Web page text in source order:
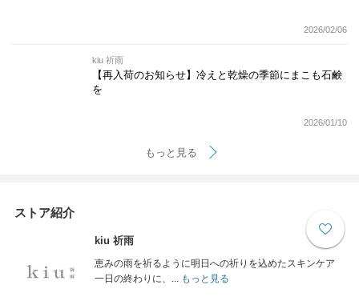
2026/02/06
kiu 祈雨
【再入荷のお知らせ】冷えと乾燥の季節にまこも石鹸
を
2026/01/10
もっと見る
ストア紹介
kiu 祈雨
恵みの雨を祈るように明日への祈りを込めたスキンケア
一日の終わりに、...もっと見る